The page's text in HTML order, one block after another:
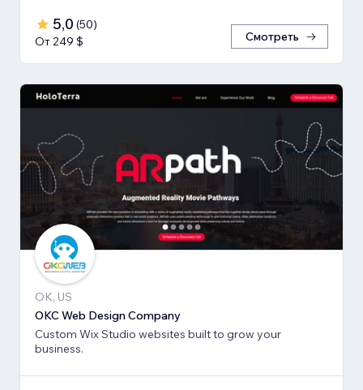
5,0 (50)
От 249 $
Смотреть
OK, US
OKC Web Design Company
Custom Wix Studio websites built to grow your
business.